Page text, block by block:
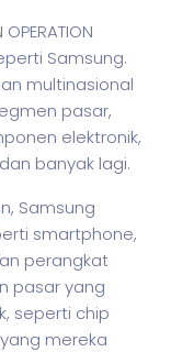
Samsung.
multinasional
pasar,
elektronik,
banyak lagi.
Samsung
smartphone,
perangkat
pasar yang
seperti chip
mereka